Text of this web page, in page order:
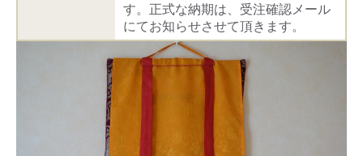
す。正式な納期は、受注確認メール
にてお知らせさせて頂きます。